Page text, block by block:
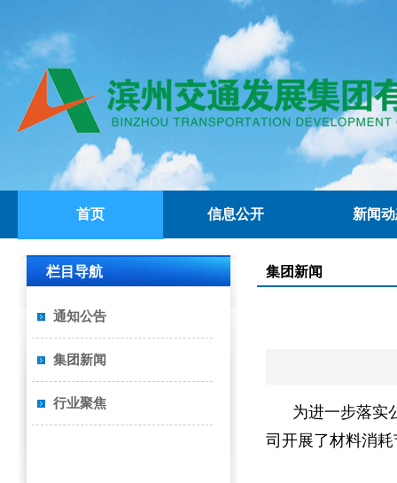
首页 信息公开 新闻
栏目导航
通知公告
集团新闻
行业聚焦
集团新闻
为进一步落实公
司开展了材料消